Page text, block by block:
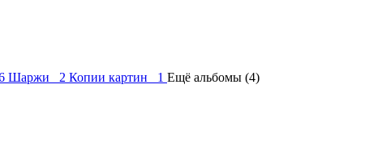
Шаржи 2 Копии картин 1 Ещё альбомы (4)